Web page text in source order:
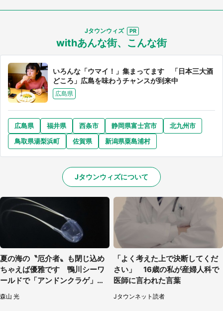
Jタウンウィズ
withあんな街、こんな街
いろんな「ウマイ！」集まってます 「日本三大酒
どころ」広島を味わうチャンスが到来中
広島県
広島県 福井県 西条市 静岡県富士宮市
北九州市
鳥取県湯梨浜町
佐賀県 新潟県粟島浦村
Jタウンウィズについて
夏の海の〝厄介者〟も閉じ込め
ちゃえば優雅です 鴨川シーワ
ールドで「アンドンクラゲ」期
間限定展示【7／29～】
森山 光
「よく考えた上で決断してくだ
さい」 16歳の私が産婦人科で
医師に言われた言葉
Jタウンネット読者